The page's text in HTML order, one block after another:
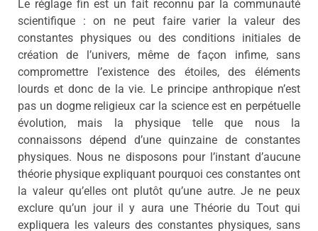
Le réglage fin est un fait reconnu par la communauté
scientifique : on ne peut faire varier la valeur des
constantes physiques ou des conditions initiales de
création de l’univers, même de façon infime, sans
compromettre l’existence des étoiles, des éléments
lourds et donc de la vie. Le principe anthropique n’est
pas un dogme religieux car la science est en perpétuelle
évolution, mais la physique telle que nous la
connaissons dépend d’une quinzaine de constantes
physiques. Nous ne disposons pour l’instant d’aucune
théorie physique expliquant pourquoi ces constantes ont
la valeur qu’elles ont plutôt qu’une autre. Je ne peux
exclure qu’un jour il y aura une Théorie du Tout qui
expliquera les valeurs des constantes physiques, sans